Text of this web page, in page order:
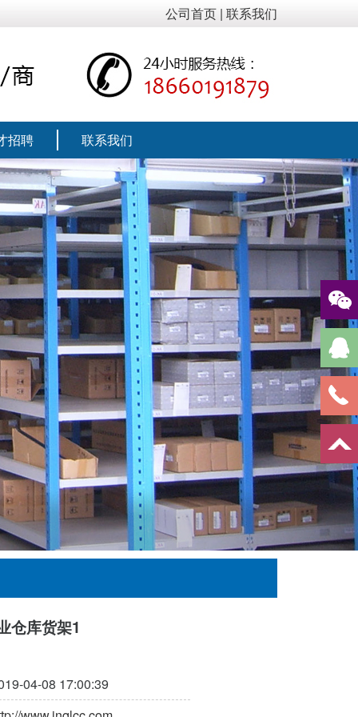
公司首页 | 联系我们
招聘 联系我们
仓库货架1
04-08 17:00:39